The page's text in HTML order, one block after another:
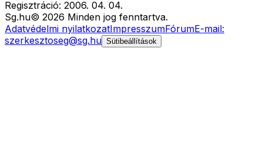
Regisztráció: 2006. 04. 04.
Sg.hu© 2026 Minden jog fenntartva.
Adatvédelmi nyilatkozatImpresszumFórumE-mail:
szerkesztoseg@sg.hu Sütibeállítások